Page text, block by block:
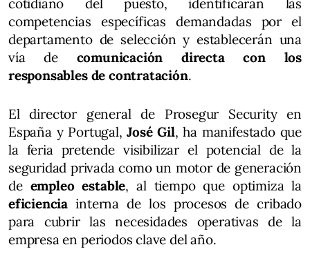
cotidiano del puesto, identificarán las
competencias específicas demandadas por el
departamento de selección y establecerán una
vía de comunicación directa con los
responsables de contratación.
El director general de Prosegur Security en
España y Portugal,José Gil, ha manifestado que
la feria pretende visibilizar el potencial de la
seguridad privada como un motor de generación
de empleo estable, al tiempo que optimiza la
eficienciainterna de los procesos de cribado
para cubrir las necesidades operativas de la
empresa en periodos clave del año.